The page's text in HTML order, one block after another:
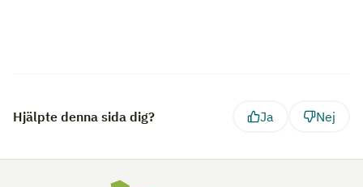
Hjälpte denna sida dig? Ja Nej